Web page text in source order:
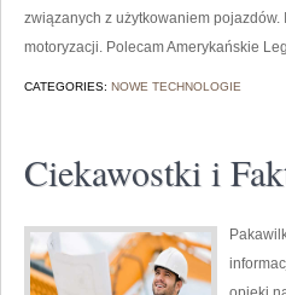
związanych z użytkowaniem
motoryzacji. Polecam Amerykańskie
CATEGORIES: NOWE TECHNOLOGIE
Ciekawostki i